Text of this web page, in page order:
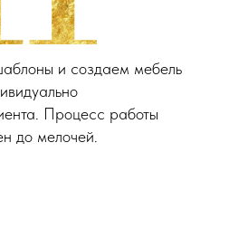
и создаем мебель
Процесс работы
до мелочей.